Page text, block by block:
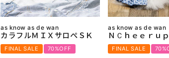
as know as de wan
カラフルＭＩＸサロぺＳＫ
FINAL SALE
70%OFF
as know as de wan
ＮＣｈｅｅｒｕ
FINAL SALE